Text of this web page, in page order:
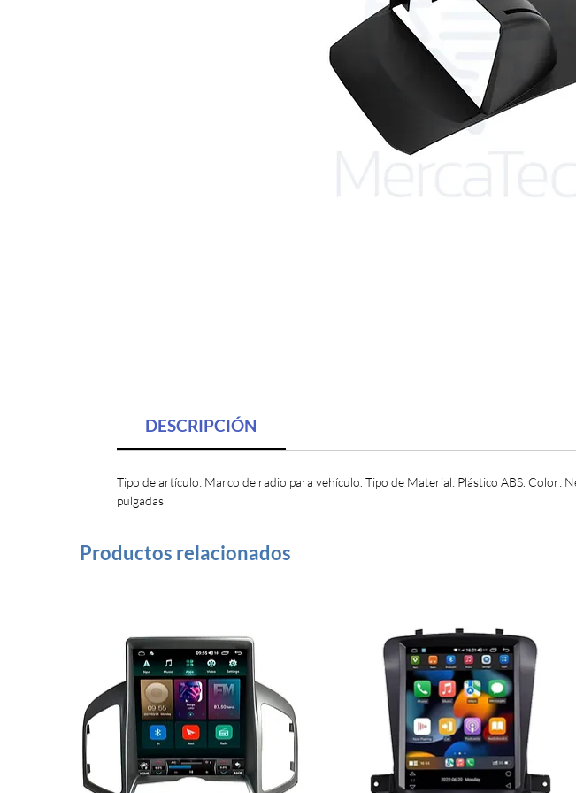
DESCRIPCIÓN
Tipo de artículo: Marco de radio para vehículo. Tipo de Material: Plástico ABS. Color:
pulgadas
Productos relacionados